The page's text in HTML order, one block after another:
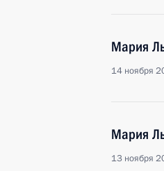
Мария
14 ноября
Мария
13 ноября